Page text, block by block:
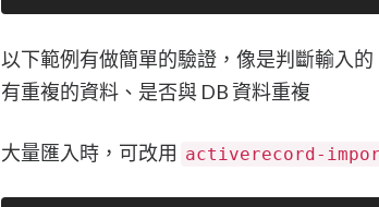
以下範例有做簡單的驗證，像是判斷輸入
有重複的資料、是否與 DB 資料重複
大量匯入時，可改用 activerecord-